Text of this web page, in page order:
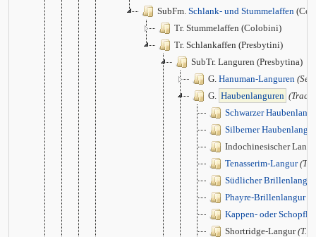
SubFm. Schlank- und Stummelaffen
Tr. Stummelaffen (Colobini)
Tr. Schlankaffen (Presbytini)
SubTr. Languren (Presbytina)
G. Hanuman-Languren
G. Haubenlanguren
Schwarzer
Silberner Haubenlangur
Indochinesischer
Tenasserim-Langur (T.
Südlicher Brillenlangur
Phayre-Brillenlangur
Kappen- oder
Shortridge-Langur(T.